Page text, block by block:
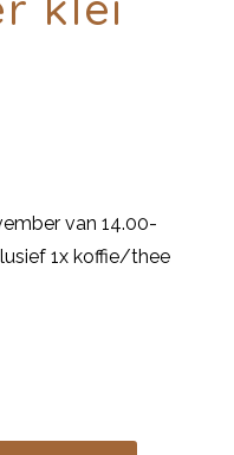
van 14.00-
1x koffie/thee